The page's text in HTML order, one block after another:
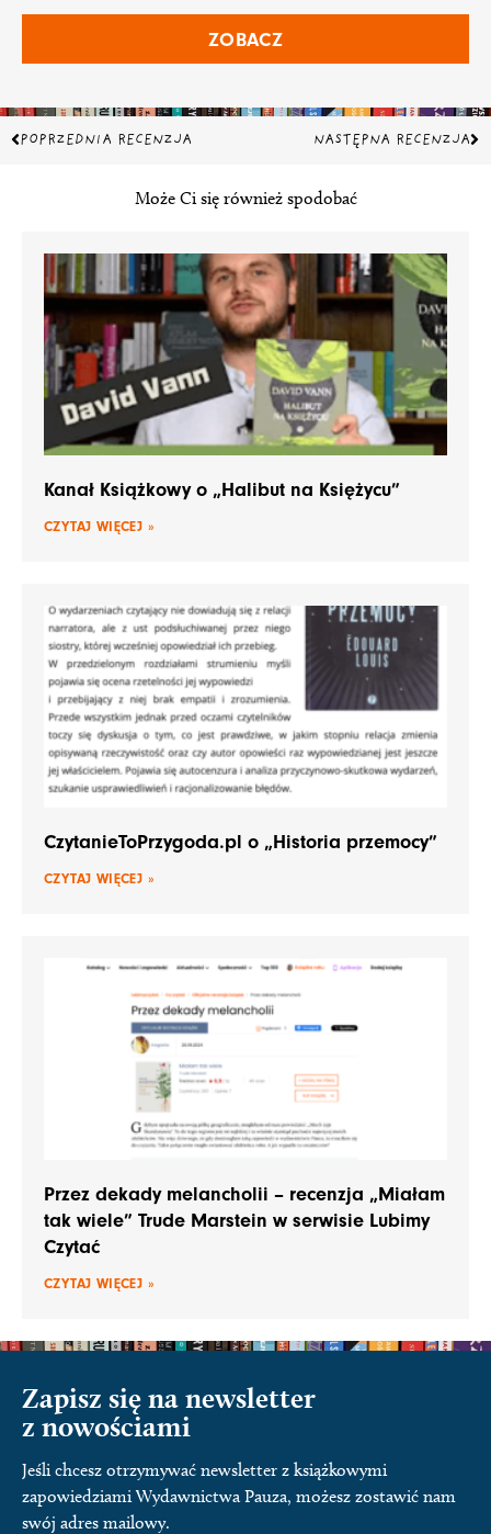
ZOBACZ
Prev
POPRZEDNIA RECENZJA NASTĘPNA RECENZJA
Może Ci się również spodobać
Kanał Książkowy o „Halibut na Księżycu”
CZYTAJ WIĘCEJ »
CzytanieToPrzygoda.pl o „Historia przemocy”
CZYTAJ WIĘCEJ »
Przez dekady melancholii – recenzja „Miałam
tak wiele” Trude Marstein w serwisie Lubimy
Czytać
CZYTAJ WIĘCEJ »
Zapisz się na newsletter
z nowościami
Jeśli chcesz otrzymywać newsletter z książkowymi
zapowiedziami Wydawnictwa Pauza, możesz zostawić nam
swój adres mailowy.